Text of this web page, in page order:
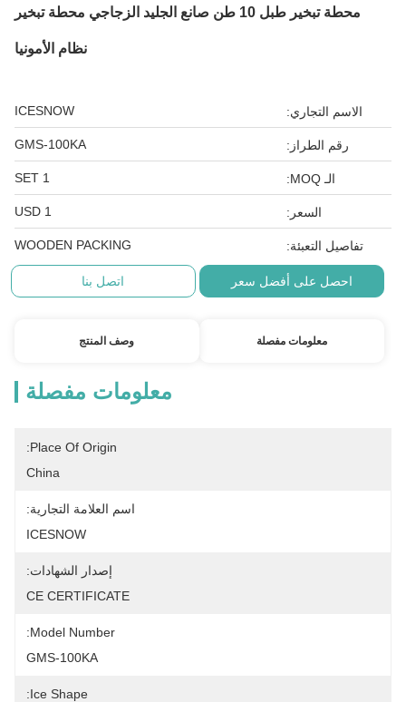
محطة تبخير طبل 10 طن صانع الجليد الزجاجي محطة تبخير
نظام الأمونيا
الاسم التجاري: ICESNOW
رقم الطراز: GMS-100KA
الـ MOQ: 1 SET
السعر: 1 USD
تفاصيل التعبئة: WOODEN PACKING
احصل على أفضل سعر اتصل بنا
معلومات مفصلة وصف المنتج
معلومات مفصلة
Place Of Origin:
China
اسم العلامة التجارية:
ICESNOW
إصدار الشهادات:
CE CERTIFICATE
Model Number:
GMS-100KA
Ice Shape: